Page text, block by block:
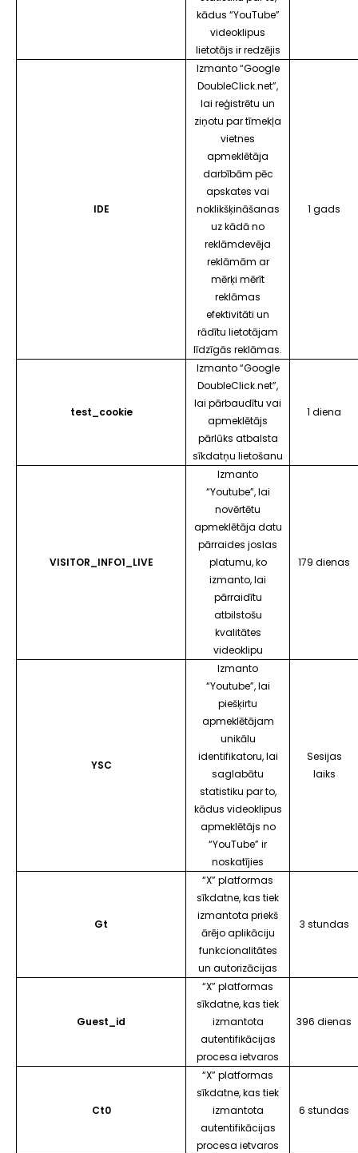
kādus “YouTube”
videoklipus
lietotājs ir redzējis
IDE
Izmanto“Google
DoubleClick.net”,
lai reģistrētu un
ziņotu par tīmekļa
vietnes
apmeklētāja
darbībām pēc
apskates vai
noklikšķināšanas
uz kādā no
reklāmdevēja
reklāmām ar
mērķi mērīt
reklāmas
efektivitāti un
rādītu lietotājam
līdzīgās reklāmas.
1 gads
test_cookie
Izmanto“Google
DoubleClick.net”,
lai pārbaudītu vai
apmeklētājs
pārlūks atbalsta
sīkdatņu lietošanu
1 diena
VISITOR_INFO1_LIVE
Izmanto
“Youtube”, lai
novērtētu
apmeklētāja datu
pārraides joslas
platumu, ko
izmanto, lai
pārraidītu
atbilstošu
kvalitātes
videoklipu
179 dienas
YSC
Izmanto
“Youtube”, lai
piešķirtu
apmeklētājam
unikālu
identifikatoru, lai
saglabātu
statistiku par to,
kādus videoklipus
apmeklētājs no
“YouTube” ir
noskatījies
Sesijas
laiks
Gt
“X” platformas
sīkdatne, kas tiek
izmantota priekš
ārējo aplikāciju
funkcionalitātes
un autorizācijas
3 stundas
Guest_id
“X” platformas
sīkdatne, kas tiek
izmantota
autentifikācijas
procesa ietvaros
396 dienas
Ct0
“X” platformas
sīkdatne, kas tiek
izmantota
autentifikācijas
procesa ietvaros
6 stundas